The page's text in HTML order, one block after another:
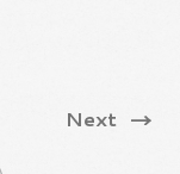
Next